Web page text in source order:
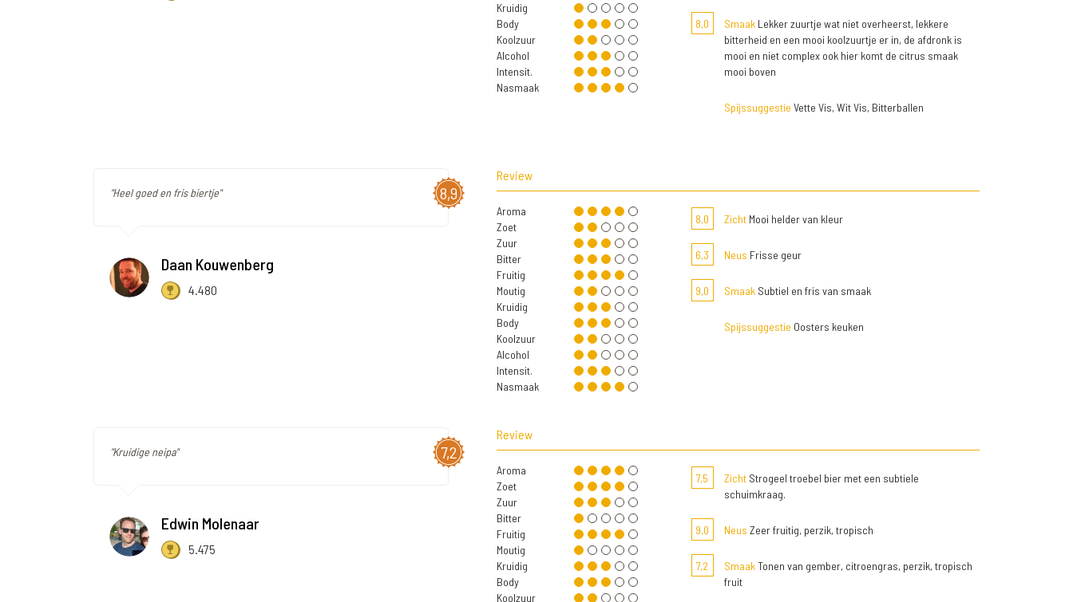
Kruidig
Body
Koolzuur
Alcohol
Intensit.
Nasmaak
8,0 SmaakLekker zuurtje wat niet overheerst, lekkere
bitterheid en een mooi koolzuurtje er in, de afdronk is
mooi en niet complex ook hier komt de citrus smaak
mooi boven
Spijssuggestie Vette Vis, Wit Vis, Bitterballen
8,9
"Heel goed en fris biertje"
Daan Kouwenberg
4.480
Review
Aroma
Zoet
Zuur
Bitter
Fruitig
Moutig
Kruidig
Body
Koolzuur
Alcohol
Intensit.
Nasmaak
8,0 ZichtMooi helder van kleur
6,3 Neus Frisse geur
9,0 SmaakSubtiel en fris van smaak
Spijssuggestie Oosters keuken
7,2
"Kruidige neipa"
Edwin Molenaar
5.475
Review
Aroma
Zoet
Zuur
Bitter
Fruitig
Moutig
Kruidig
Body
Koolzuur
7,5 ZichtStrogeel troebel bier met een subtiele
schuimkraag.
9,0 Neus Zeer fruitig, perzik, tropisch
7,2 SmaakTonen van gember, citroengras, perzik, tropisch
fruit